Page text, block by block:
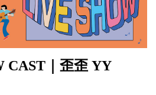
CAST｜歪歪 YY